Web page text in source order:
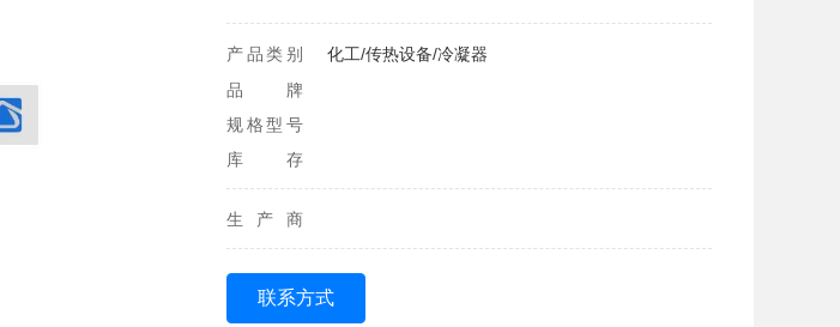
产品类别
化工/传热设备/冷凝器
品牌
规格型号
库存
生产商
联系方式